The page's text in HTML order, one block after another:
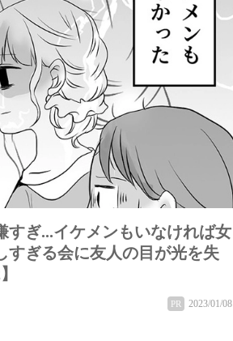
すぎ...イケメンもいなければ女
すぎる会に友人の目が光を失
PR 2023/01/08